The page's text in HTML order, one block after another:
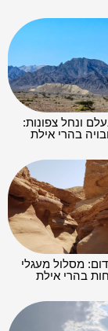
ונחל צפונות:
בהרי אילת
מסלול מעגלי
בהרי אילת